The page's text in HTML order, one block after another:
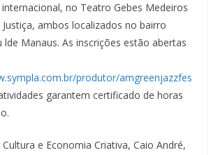
no Teatro Gebes Medeiros
ambos localizados no bairro
lde Manaus. As inscrições estão abertas
produtor/amgreenjazzfes
garantem certificado de horas
e Economia Criativa, Caio André,